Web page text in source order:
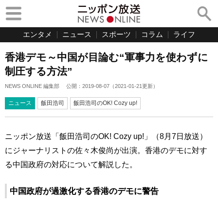
エンタメ ニュース スポーツ コラム ライフ
香港デモ～中国が目論む“軍事力を使わずに
制圧する方法”
NEWS ONLINE 編集部 公開： 2019-08-07 （2021-01-21更新）
ニュース 飯田浩司 飯田浩司のOK! Cozy up!
ニッポン放送「飯田浩司のOK! Cozy up!」（8月7日放送）
にジャーナリストの佐々木俊尚が出演。香港のデモに対す
る中国政府の対応について解説した。
中国政府が過激化する香港のデモに警告